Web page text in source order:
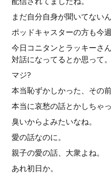
まだ自分自身が聞いてないん
ポッドキャスターの方も今
今日コニタンとラッキーさ
対話になってるとか思って。
マジ?
本当恥ずかしかった、その
本当に哀愁の話とかしちゃっ
臭いからよみたいなね。
愛の話なのに。
親子の愛の話、大衆よね。
あれ初日か。